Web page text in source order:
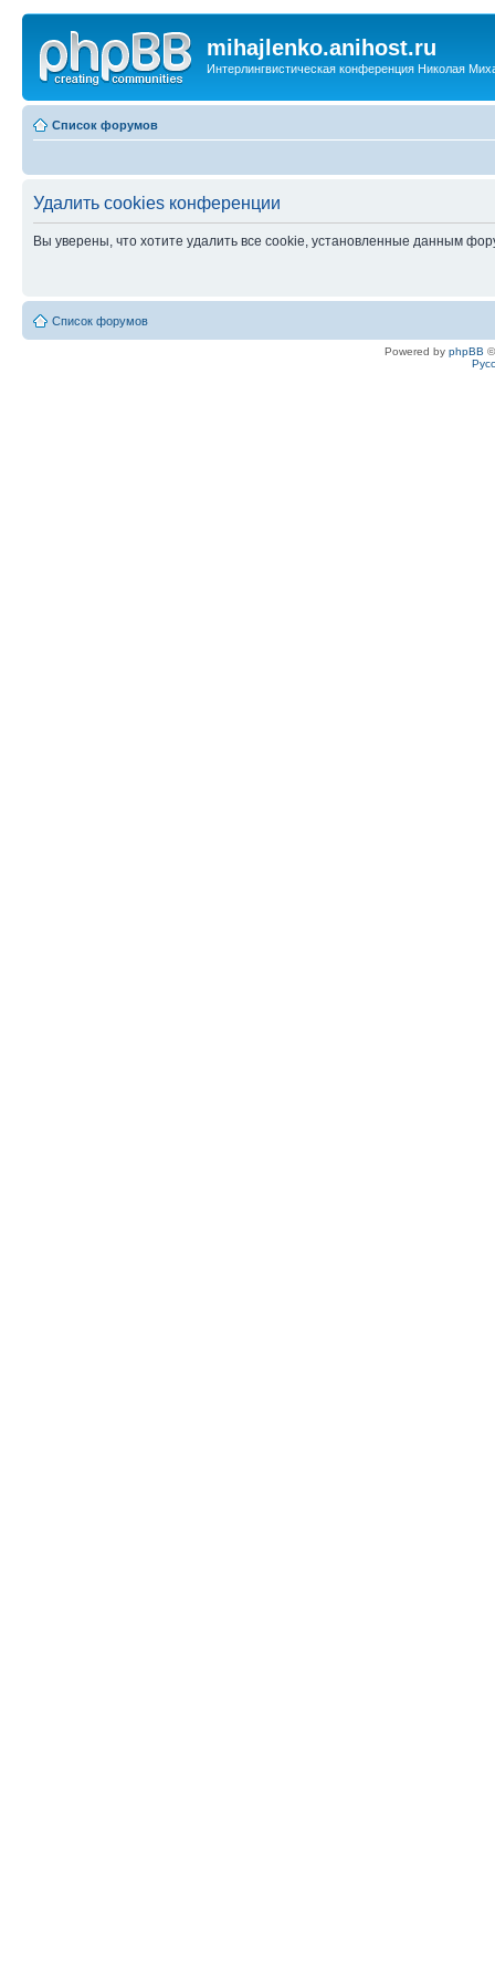
mihajlenko.anihost.ru
Интерлингвистическая конференция Николая
Список форумов
Удалить cookies конференции
Вы уверены, что хотите удалить все cookie, установленные данным
Список форумов
Powered by phpBB